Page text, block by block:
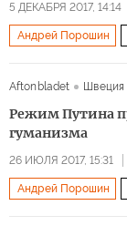
5 ДЕКАБРЯ 2017, 14:14
Андрей Порошин
Aftonbladet
Швеция
Режим Путина
гуманизма
26 ИЮЛЯ 2017, 15:31
Андрей Порошин